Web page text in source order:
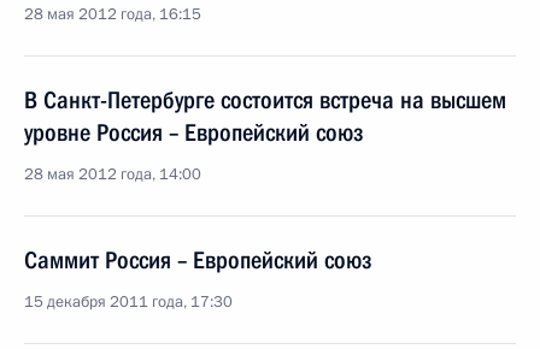
28 мая 2012 года, 16:15
В Санкт-Петербурге состоится встреча на высшем
уровне Россия – Европейский союз
28 мая 2012 года, 14:00
Саммит Россия – Европейский союз
15 декабря 2011 года, 17:30